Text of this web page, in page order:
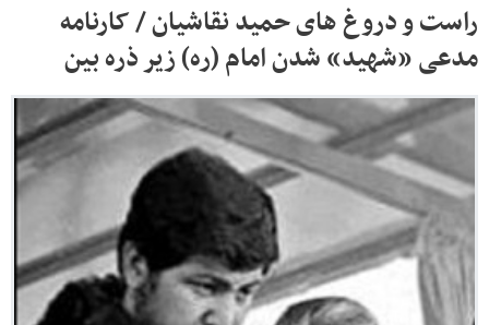
راست و دروغ های حمید نقاشیان / کارنامه
مدعی «شهید» شدن امام (ره) زیر ذره بین